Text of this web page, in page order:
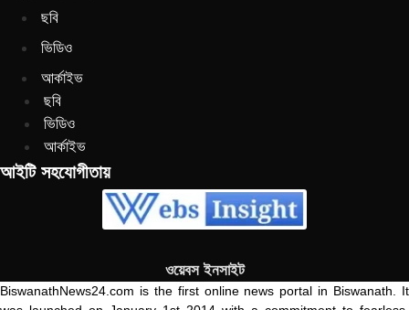
ছবি
ভিডিও
আর্কাইভ
ছবি
ভিডিও
আর্কাইভ
আইটি সহযোগীতায়
ওয়েবস ইনসাইট
BiswanathNews24.com is the first online news portal in Biswanath. It